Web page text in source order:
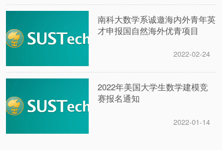
南科大数学系诚邀海内外青年英
才申报国自然海外优青项目
2022-02-24
2022年美国大学生数学建模竞
赛报名通知
2022-01-14